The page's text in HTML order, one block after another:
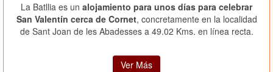
La Batllia es un alojamiento para unos días para celebrar
San Valentín cerca de Cornet, concretamente en la localidad
de Sant Joan de les Abadesses a 49.02 Kms. en línea recta.
Ver Más